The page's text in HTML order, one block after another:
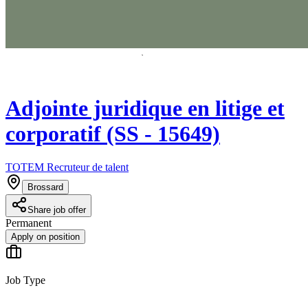
Adjointe juridique en litige et
corporatif (SS - 15649)
TOTEM Recruteur de talent
Brossard
Share job offer
Permanent
Apply on position
Job Type